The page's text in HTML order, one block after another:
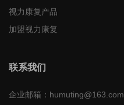
视力康复产品
加盟视力康复
联系我们
企业邮箱： humuting@163.com